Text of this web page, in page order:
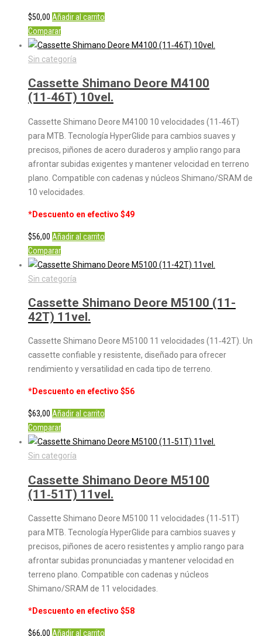
$50,00 Añadir al carrito
Comparar
Sin categoría
Cassette Shimano Deore M4100
(11‑46T) 10vel.
Cassette Shimano Deore M4100 10 velocidades (11‑46T)
para MTB. Tecnología HyperGlide para cambios suaves y
precisos, piñones de acero duraderos y amplio rango para
afrontar subidas exigentes y mantener velocidad en terreno
plano. Compatible con cadenas y núcleos Shimano/SRAM de
10 velocidades.
*Descuento en efectivo $49
$56,00 Añadir al carrito
Comparar
Sin categoría
Cassette Shimano Deore M5100 (11-
42T) 11vel.
Cassette Shimano Deore M5100 11 velocidades (11‑42T). Un
cassette confiable y resistente, diseñado para ofrecer
rendimiento y versatilidad en cada tipo de terreno.
*Descuento en efectivo $56
$63,00 Añadir al carrito
Comparar
Sin categoría
Cassette Shimano Deore M5100
(11‑51T) 11vel.
Cassette Shimano Deore M5100 11 velocidades (11‑51T)
para MTB. Tecnología HyperGlide para cambios suaves y
precisos, piñones de acero resistentes y amplio rango para
afrontar subidas pronunciadas y mantener velocidad en
terreno plano. Compatible con cadenas y núcleos
Shimano/SRAM de 11 velocidades.
*Descuento en efectivo $58
$66,00 Añadir al carrito